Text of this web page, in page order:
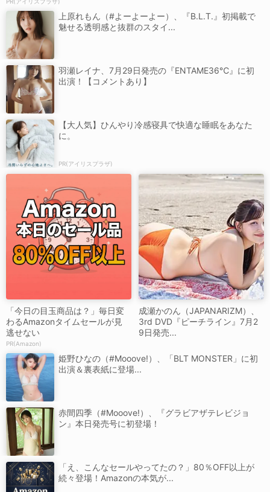
上原れもん（#よーよーよー）、『B.L.T.』初掲載で
魅せる透明感と抜群のスタイ...
羽瀬レイナ、7月29日発売の『ENTAME36℃』に初
出演！【コメントあり】
【大人気】ひんやり冷感寝具で快適な睡眠をあなた
に。
PR(アイリスプラザ)
「今日の目玉商品は？」毎日変
わるAmazonタイムセールが見
逃せない
PR(Amazon)
成瀬かのん（JAPANARIZM）、
3rd DVD『ピーチライン』7月2
9日発売...
姫野ひなの（#Mooove!）、「BLT MONSTER」に初
出演＆裏表紙に登場...
赤間四季（#Mooove!）、『グラビアザテレビジョ
ン』本日発売号に初登場！
「え、こんなセールやってたの？」80％OFF以上が
続々登場！Amazonの本気が...